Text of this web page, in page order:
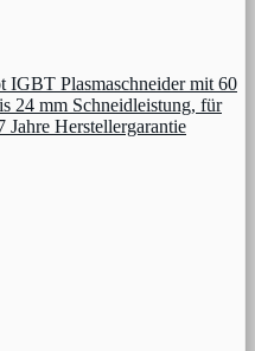
Plasmaschneider mit 60
24 mm Schneidleistung, für
Herstellergarantie